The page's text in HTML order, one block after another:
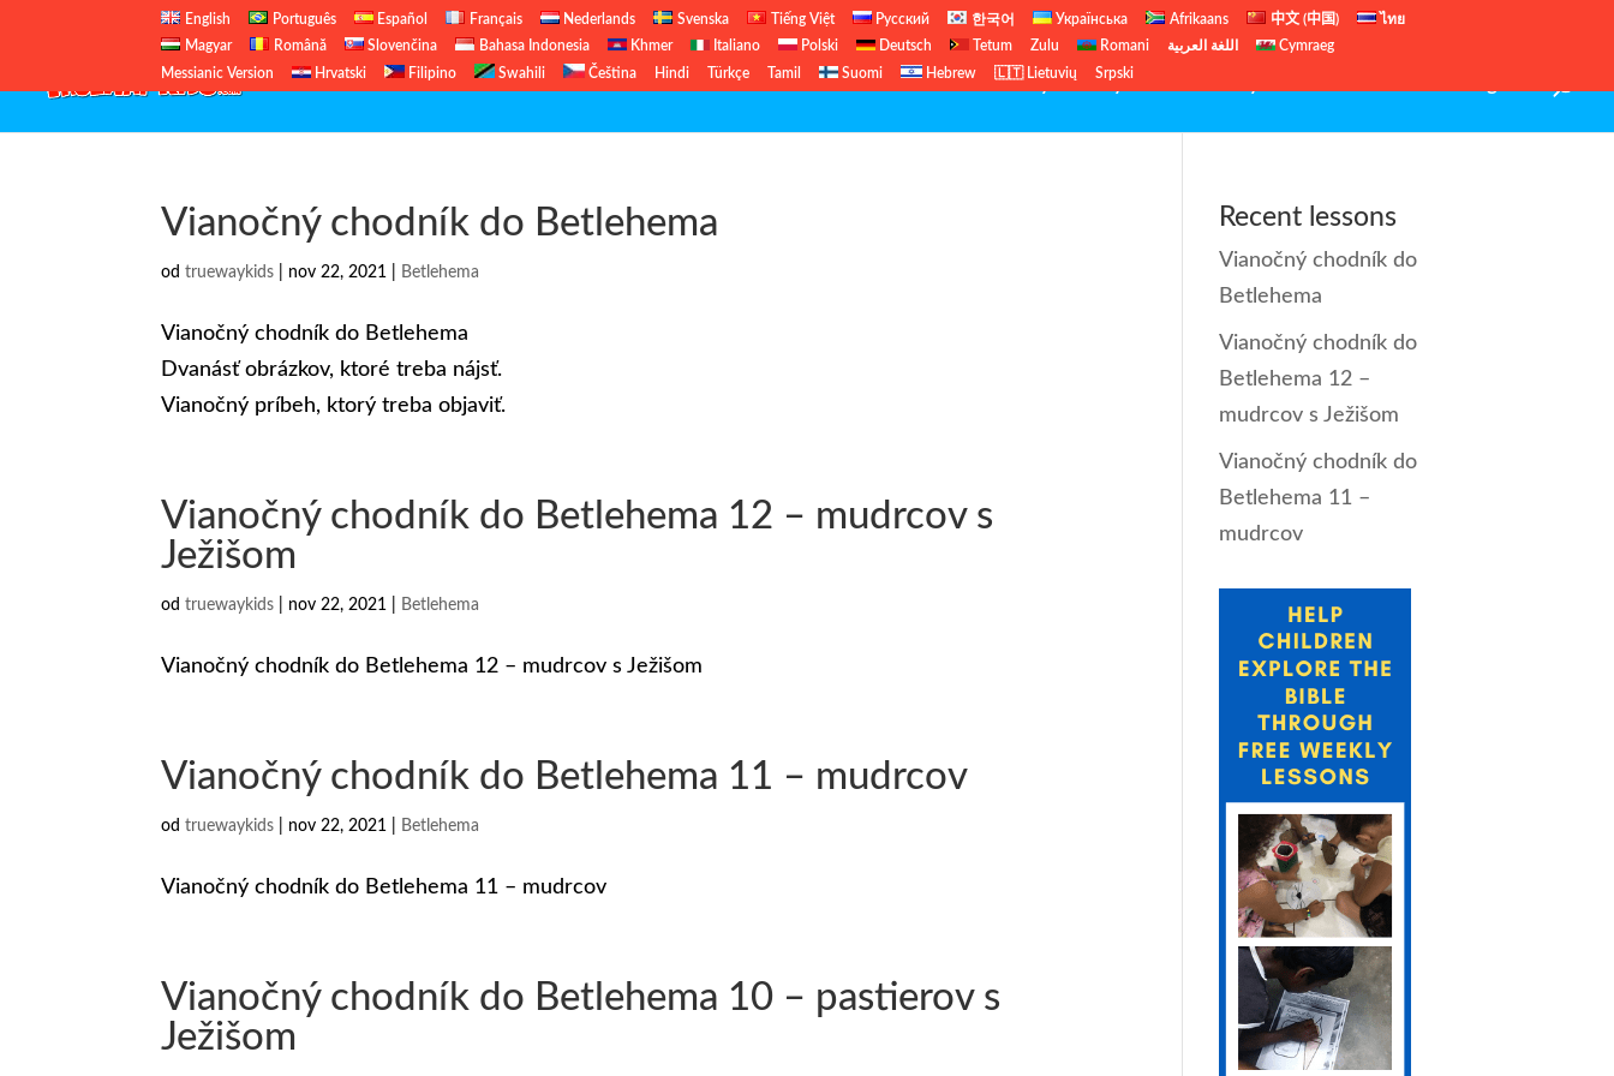
English Português Español Français Nederlands Svenska Tiếng Việt Русский 한국어 Українська Afrikaans 中文 (中国)
ไทย
Magyar
Română Slovenčina Bahasa Indonesia Khmer Italiano Polski Deutsch Tetum Zulu Romani اللغة العربية
Cymraeg
Messianic Version
Hrvatski Filipino Swahili Čeština Hindi Türkçe Tamil Suomi Hebrew 🇱🇹 Lietuvių Srpski
Biblické hodiny Starý zákon
Vianočný chodník do Betlehema
odtruewaykids nov 22, 2021 Betlehema
Vianočný chodník do Betlehema
Dvanásť obrázkov, ktoré treba nájsť.
Vianočný príbeh, ktorý treba objaviť.
Vianočný chodník do Betlehema 12 – mudrcov s
Ježišom
odtruewaykids nov 22, 2021 Betlehema
Vianočný chodník do Betlehema 12 – mudrcov s Ježišom
Vianočný chodník do Betlehema 11 – mudrcov
odtruewaykids nov 22, 2021 Betlehema
Vianočný chodník do Betlehema 11 – mudrcov
Vianočný chodník do Betlehema 10 – pastierov s
Ježišom
Recent lessons
Vianočný chodník do
Betlehema
Vianočný chodník do
Betlehema 12 –
mudrcov s Ježišom
Vianočný chodník do
Betlehema 11 –
mudrcov